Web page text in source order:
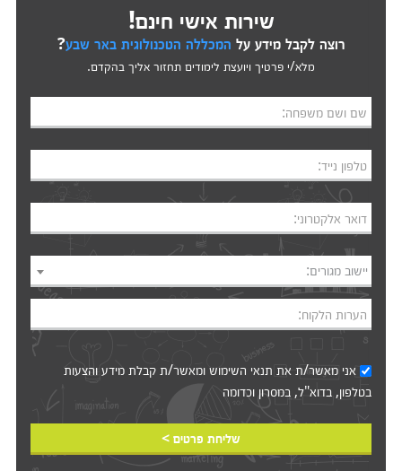
שירות אישי חינם!
רוצה לקבל מידע על המכללה הטכנולוגית באר שבע?
מלא/י פרטיך ויועצת לימודים תחזור אליך בהקדם.
שם ושם משפחה:
טלפון נייד:
דואר אלקטרוני:
יישוב מגורים:
הערות הלקוח:
אני מאשר/ת את תנאי השימושומאשר/ת קבלת מידע והצעות
בטלפון, בדוא"ל, במסרון וכדומה‎‎
שליחת פרטים >